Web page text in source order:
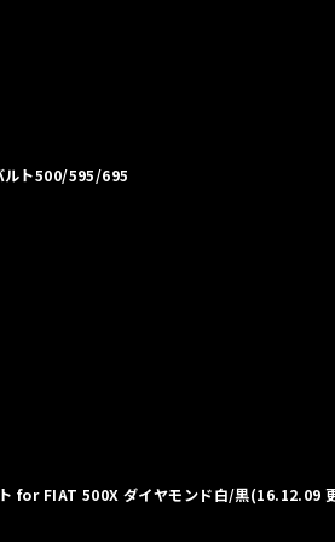
ト500/595/695
for FIAT 500X ダイヤモンド白/黒(16.12.09